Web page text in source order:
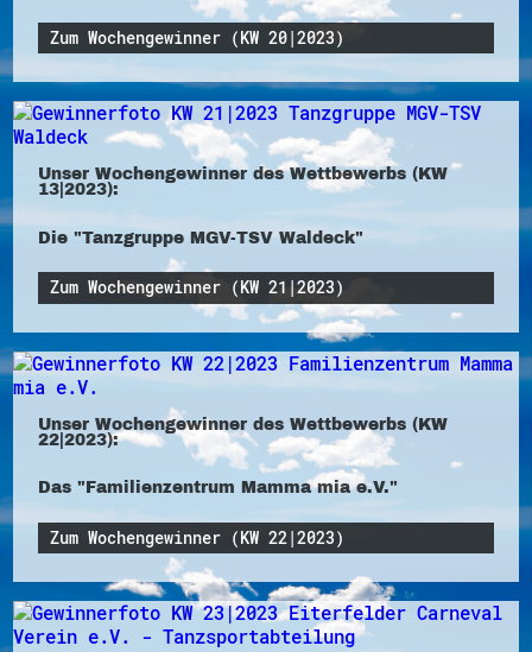
Zum Wochengewinner (KW 20|2023)
Unser Wochengewinner des Wettbewerbs (KW
13|2023):
Die "Tanzgruppe MGV-TSV Waldeck"
Zum Wochengewinner (KW 21|2023)
Unser Wochengewinner des Wettbewerbs (KW
22|2023):
Das "Familienzentrum Mamma mia e.V."
Zum Wochengewinner (KW 22|2023)